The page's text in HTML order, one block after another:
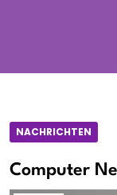
NACHRICHTEN
Computer